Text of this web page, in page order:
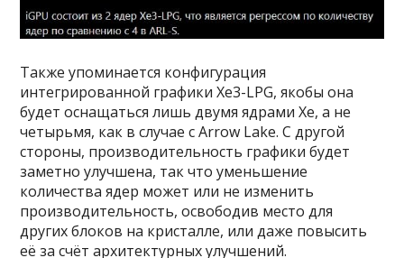
Также упоминается конфигурация
интегрированной графики Xe3-LPG, якобы она
будет оснащаться лишь двумя ядрами Xe, а не
четырьмя, как в случае с Arrow Lake. С другой
стороны, производительность графики будет
заметно улучшена, так что уменьшение
количества ядер может или не изменить
производительность, освободив место для
других блоков на кристалле, или даже повысить
её за счёт архитектурных улучшений.